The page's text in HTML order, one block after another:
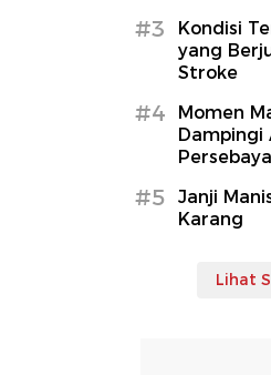
#3
Kondisi
yang
Stroke
#4
Momen
Dampingi
#5
Janji
Karang
Lihat